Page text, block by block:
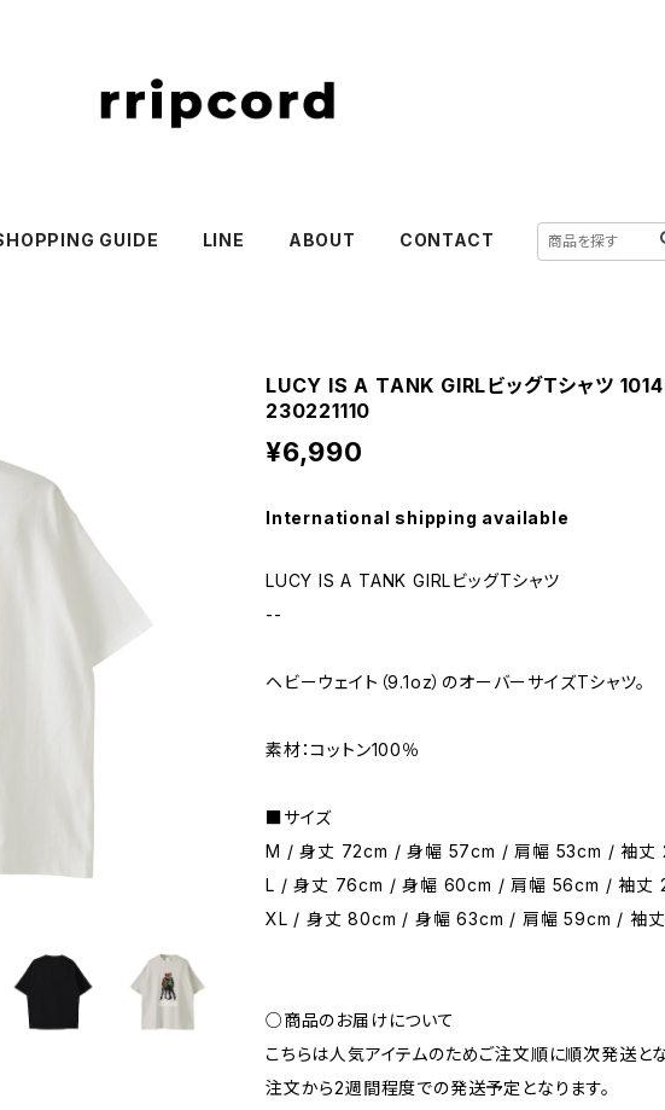
GUIDE LINE ABOUT CONTACT
LUCY IS A TANK GIRLビッグTシャツ
230221110
¥6,990
International shipping available
LUCY IS A TANK GIRLビッグTシャツ
--
ヘビーウェイト（9.1oz）のオーバーサイズTシャツ。
素材：コットン100％
■サイズ
M / 身丈 72cm / 身幅 57cm / 肩幅 53cm / 袖丈
L / 身丈 76cm / 身幅 60cm / 肩幅 56cm / 袖丈
XL / 身丈 80cm / 身幅 63cm / 肩幅 59cm / 袖
○商品のお届けについて
こちらは人気アイテムのためご注文順に順次発送と
注文から2週間程度での発送予定となります。